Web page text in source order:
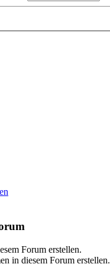
Forum erstellen.
in diesem Forum erstellen.